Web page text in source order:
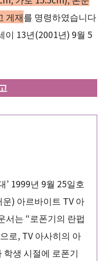
게재를 명령하였습니다
이 13년(2001년) 9월 5
’ 1999년 9월 25일호
) 아르바이트 TV 아
서는 “로폰기의 란펍
로, TV 아사히의 아
생 시절에 로폰기